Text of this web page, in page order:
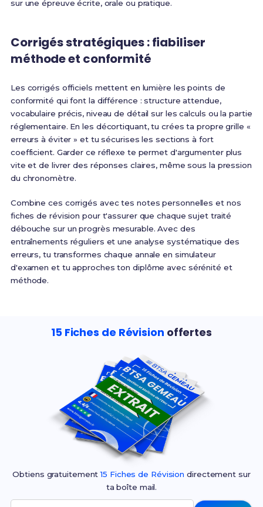
sur une épreuve écrite, orale ou pratique.
Corrigés stratégiques : fiabiliser
méthode et conformité
Les corrigés officiels mettent en lumière les points de
conformité qui font la différence : structure attendue,
vocabulaire précis, niveau de détail sur les calculs ou la partie
réglementaire. En les décortiquant, tu crées ta propre grille «
erreurs à éviter » et tu sécurises les sections à fort
coefficient. Garder ce réflexe te permet d'argumenter plus
vite et de livrer des réponses claires, même sous la pression
du chronomètre.
Combine ces corrigés avec tes notes personnelles et nos
fiches de révision pour t'assurer que chaque sujet traité
débouche sur un progrès mesurable. Avec des
entraînements réguliers et une analyse systématique des
erreurs, tu transformes chaque annale en simulateur
d'examen et tu approches ton diplôme avec sérénité et
méthode.
15 Fiches de Révision offertes
Obtiens gratuitement15 Fiches de Révision directement sur
ta boîte mail.